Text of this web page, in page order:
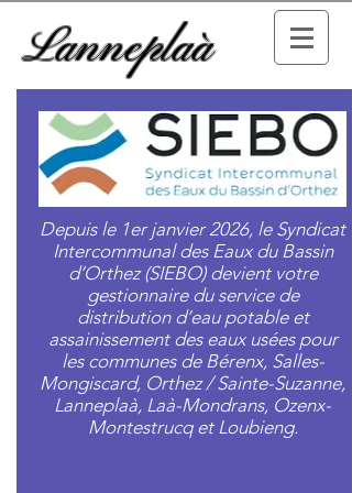
Lanneplaà
Depuis le 1er janvier 2026, le Syndicat
Intercommunal des Eaux du Bassin
d’Orthez (SIEBO) devient votre
gestionnaire du service de
distribution d’eau potable et
assainissement des eaux usées pour
les communes de Bérenx, Salles-
Mongiscard, Orthez / Sainte-Suzanne,
Lanneplaà, Laà-Mondrans, Ozenx-
Montestrucq et Loubieng.